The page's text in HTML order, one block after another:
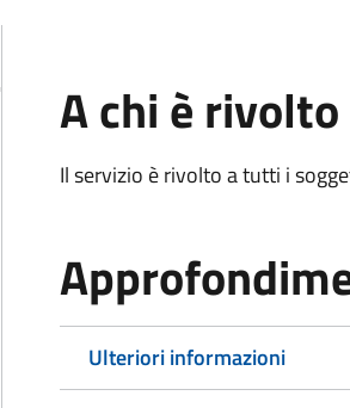
A chi è rivolto
Il servizio è rivolto a tutti i
Ulteriori informazioni